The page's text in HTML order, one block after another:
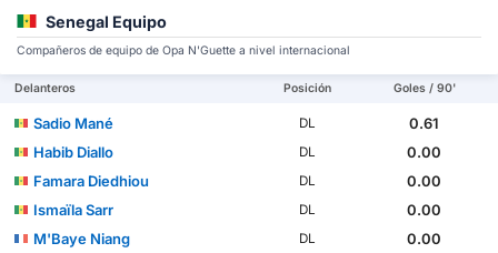
Senegal Equipo
Compañeros de equipo de Opa N'Guette a nivel internacional
Delanteros Posición Goles / 90'
Sadio Mané DL
0.61
Habib Diallo
DL
0.00
Famara Diedhiou
DL
0.00
Ismaïla Sarr
DL
0.00
M'Baye Niang
DL
0.00